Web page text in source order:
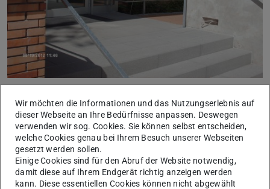
Hier ist der neu gestaltete Eingangsbereich der Hans-
Busch-Institut S3/06, Ecke Landgraf-Georg-Straße –
Merckstraße.
Rollstuhlfahrer können ohne jegliche Hilfe in das Gebäude
gelangen und ohne fremde Hilfe wieder aus dem Gebäude
herauskommen. Die Schwerbehindertenvertretung sowie
Wir möchten die Informationen und das Nutzungserlebnis auf
dieser Webseite an Ihre Bedürfnisse anpassen. Deswegen
verwenden wir sog. Cookies. Sie können selbst entscheiden,
welche Cookies genau bei Ihrem Besuch unserer Webseiten
gesetzt werden sollen.
Einige Cookies sind für den Abruf der Website notwendig,
damit diese auf Ihrem Endgerät richtig anzeigen werden
kann. Diese essentiellen Cookies können nicht abgewählt